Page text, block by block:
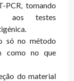
PCR, tomando
aos testes
só no método
como no que
do material